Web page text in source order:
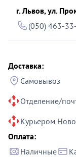
г. Львов, ул.
(050) 463-
Доставка:
Самовывоз
Отделение/
Курьером
Оплата:
Наличные